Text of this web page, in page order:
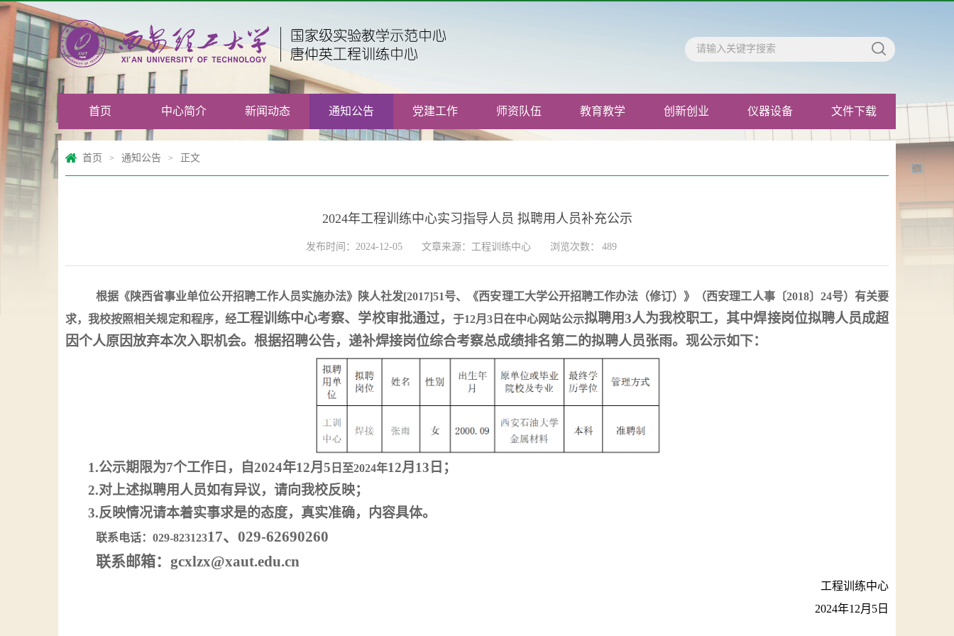
首页 中心简介 新闻动态 通知公告 党建工作 师资队伍 教育教学 创新创业 仪器设备 文件下载
首页 > 通知公告 > 正文
2024年工程训练中心实习指导人员 拟聘用人员补充公示
发布时间：2024-12-05 文章来源：工程训练中心 浏览次数： 489
根据《陕西省事业单位公开招聘工作人员实施办法》陕人社发[2017]51号、《西安理工大学公开招聘工作办法（修订）》（西安理工人事〔2018〕24号）有关要
求，我校按照相关规定和程序，经工程训练中心考察、学校审批通过， 于12月3日在中心网站公示拟聘用3人为我校职工， 其中焊接岗位拟聘人员成超
因个人原因放弃本次入职机会。根据招聘公告，递补焊接岗位综合考察总成绩排名第二的拟聘人员张雨。现公示如下：
1.公示期限为7个工作日，自2024年12月 5 日至2024年12月 13 日；
2.对上述拟聘用人员如有异议，请向我校反映；
3.反映情况请本着实事求是的态度，真实准确，内容具体。
联系电话： 029-82312317、029-62690260
联系邮箱： gcxlzx@xaut.edu.cn
工程训练中心
2024年12月 5 日